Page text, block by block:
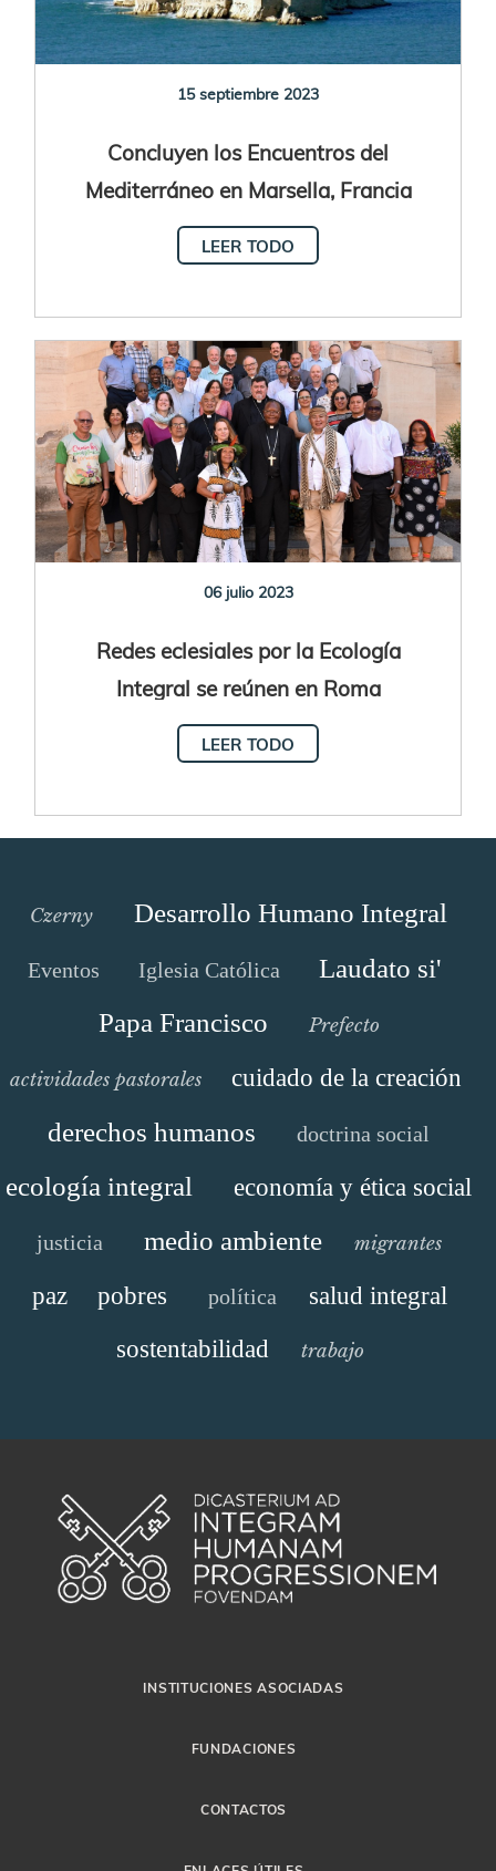
15 septiembre 2023
Concluyen los Encuentros del
Mediterráneo en Marsella, Francia
LEER TODO
06 julio 2023
Redes eclesiales por la Ecología
Integral se reúnen en Roma
LEER TODO
Czerny Desarrollo Humano Integral
Eventos Iglesia Católica
Laudato si'
Papa Francisco
Prefecto
actividades pastorales cuidado de la creación
derechos humanos doctrina social
ecología integral economía y ética social
justicia medio ambiente migrantes
paz pobres política
salud integral
sostentabilidad
trabajo
INSTITUCIONES ASOCIADAS
FUNDACIONES
CONTACTOS